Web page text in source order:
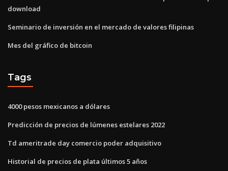
download
Seminario de inversión en el mercado de valores filipinas
Mes del gráfico de bitcoin
Tags
4000 pesos mexicanos a dólares
Predicción de precios de lúmenes estelares 2022
Td ameritrade day comercio poder adquisitivo
Historial de precios de plata últimos 5 años